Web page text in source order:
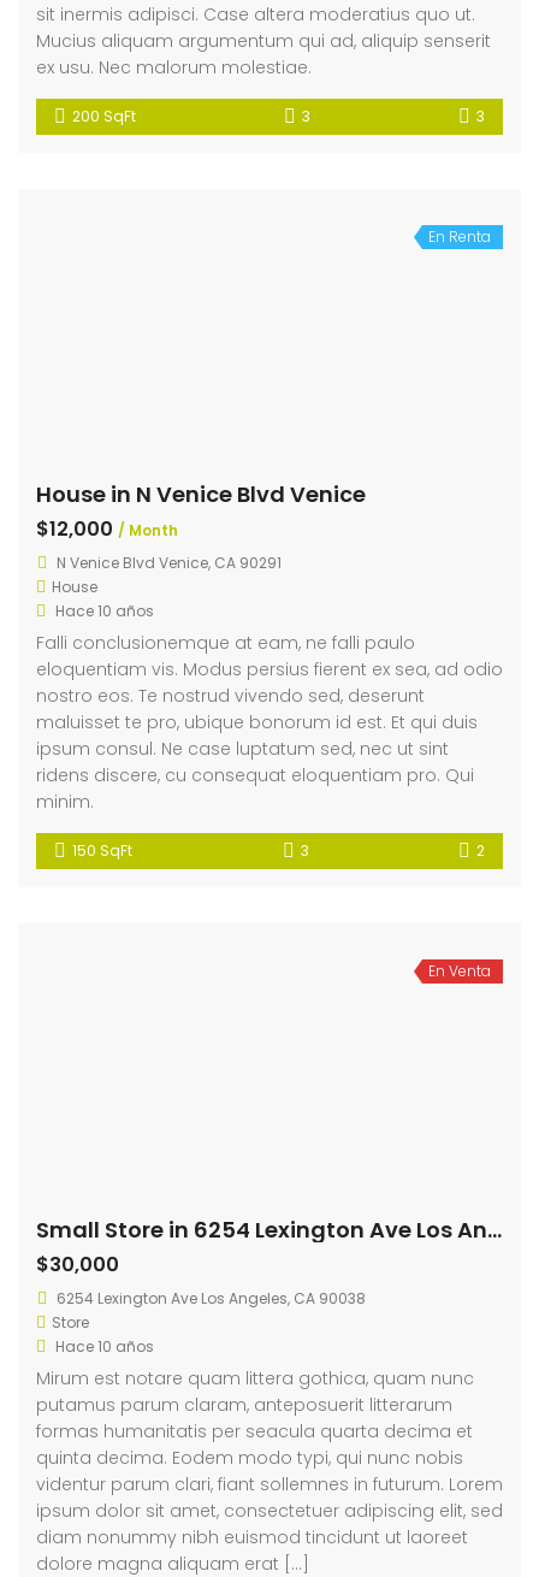
sit inermis adipisci. Case altera moderatius quo ut.
Mucius aliquam argumentum qui ad, aliquip senserit
ex usu. Nec malorum molestiae.
200 SqFt 3 3
En Renta
House in N Venice Blvd Venice
$12,000 / Month
N Venice Blvd Venice, CA 90291
House
Hace 10 años
Falli conclusionemque at eam, ne falli paulo
eloquentiam vis. Modus persius fierent ex sea, ad odio
nostro eos. Te nostrud vivendo sed, deserunt
maluisset te pro, ubique bonorum id est. Et qui duis
ipsum consul. Ne case luptatum sed, nec ut sint
ridens discere, cu consequat eloquentiam pro. Qui
minim.
150 SqFt 3 2
En Venta
Small Store in 6254 Lexington Ave Los Angeles
$30,000
6254 Lexington Ave Los Angeles, CA 90038
Store
Hace 10 años
Mirum est notare quam littera gothica, quam nunc
putamus parum claram, anteposuerit litterarum
formas humanitatis per seacula quarta decima et
quinta decima. Eodem modo typi, qui nunc nobis
videntur parum clari, fiant sollemnes in futurum. Lorem
ipsum dolor sit amet, consectetuer adipiscing elit, sed
diam nonummy nibh euismod tincidunt ut laoreet
dolore magna aliquam erat […]